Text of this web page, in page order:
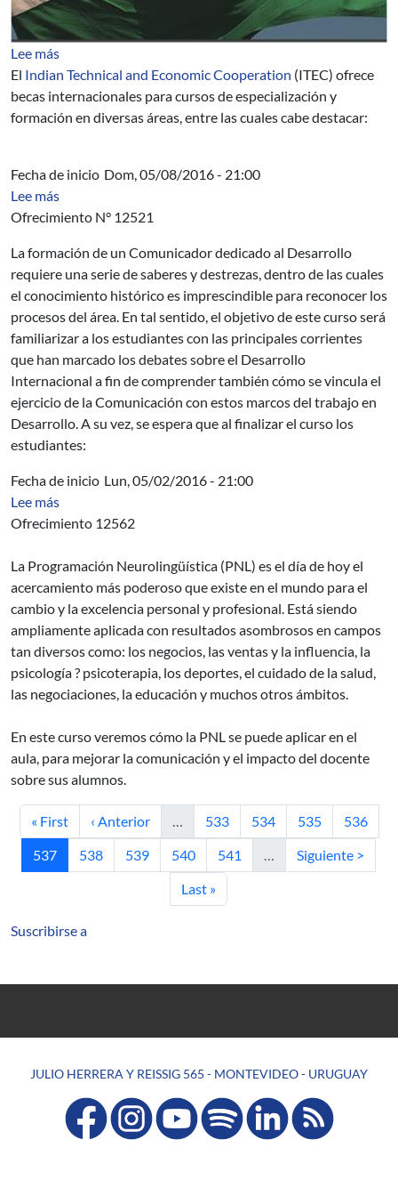
Lee mássobre Becas ITEC 2016-2017: India
El Indian Technical and Economic Cooperation (ITEC) ofrece
becas internacionales para cursos de especialización y
formación en diversas áreas, entre las cuales cabe destacar:
Fecha de inicio Dom, 05/08/2016 - 21:00
Lee mássobre AUCI - Curso Comunicación para el Desarrollo -
Ofrecimiento N° 12521
La formación de un Comunicador dedicado al Desarrollo
requiere una serie de saberes y destrezas, dentro de las cuales
el conocimiento histórico es imprescindible para reconocer los
procesos del área. En tal sentido, el objetivo de este curso será
familiarizar a los estudiantes con las principales corrientes
que han marcado los debates sobre el Desarrollo
Internacional a fin de comprender también cómo se vincula el
ejercicio de la Comunicación con estos marcos del trabajo en
Desarrollo. A su vez, se espera que al finalizar el curso los
estudiantes:
Fecha de inicio Lun, 05/02/2016 - 21:00
Lee mássobre AUCI - Programación neurolingüística para
Ofrecimiento 12562
La Programación Neurolingüística (PNL) es el día de hoy el
acercamiento más poderoso que existe en el mundo para el
cambio y la excelencia personal y profesional. Está siendo
ampliamente aplicada con resultados asombrosos en campos
tan diversos como: los negocios, las ventas y la influencia, la
psicología ? psicoterapia, los deportes, el cuidado de la salud,
las negociaciones, la educación y muchos otros ámbitos.
En este curso veremos cómo la PNL se puede aplicar en el
aula, para mejorar la comunicación y el impacto del docente
sobre sus alumnos.
Primera página
« First Página anterior
‹ Anterior … Página
533 Página
534 Página
535 Página
536
Página actual
537 Página
538 Página
539 Página
540 Página
541 … Siguiente página
Siguiente >
Última página
Last »
Suscribirse a
JULIO HERRERA Y REISSIG 565 - MONTEVIDEO - URUGUAY